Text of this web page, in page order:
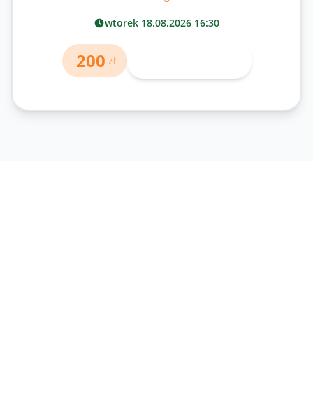
wtorek 18.08.2026 16:30
200 zł